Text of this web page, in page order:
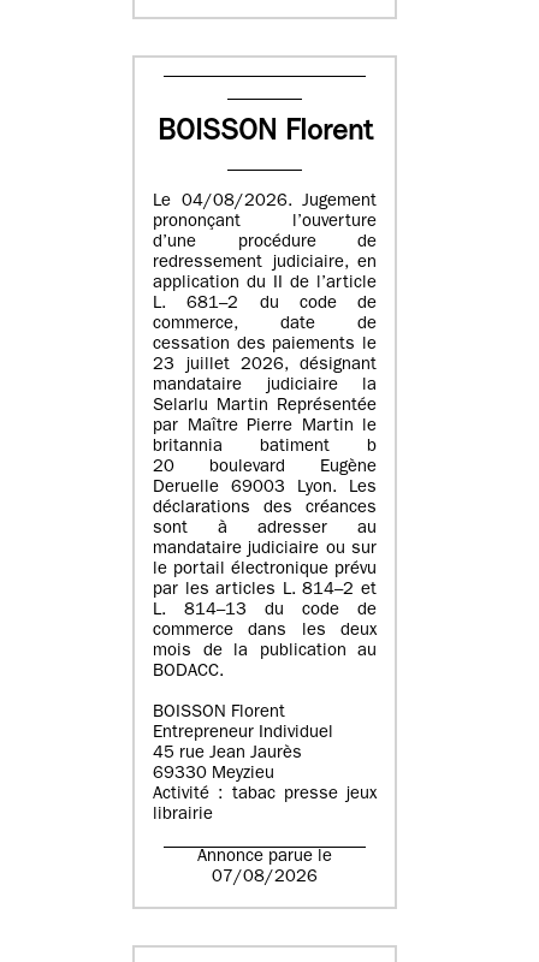
BOISSON Florent
Le 04/08/2026. Jugement
prononçant l’ouverture
d’une procédure de
redressement judiciaire, en
application du II de l’article
L. 681–2 du code de
commerce, date de
cessation des paiements le
23 juillet 2026, désignant
mandataire judiciaire la
Selarlu Martin Représentée
par Maître Pierre Martin le
britannia batiment b
20 boulevard Eugène
Deruelle 69003 Lyon. Les
déclarations des créances
sont à adresser au
mandataire judiciaire ou sur
le portail électronique prévu
par les articles L. 814–2 et
L. 814–13 du code de
commerce dans les deux
mois de la publication au
BODACC.
BOISSON Florent
Entrepreneur Individuel
45 rue Jean Jaurès
69330 Meyzieu
Activité : tabac presse jeux
librairie
Annonce parue le
07/08/2026